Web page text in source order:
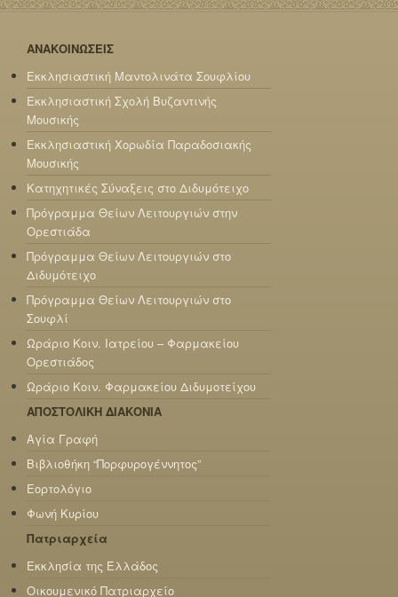
ΑΝΑΚΟΙΝΩΣΕΙΣ
Εκκλησιαστική Μαντολινάτα Σουφλίου
Εκκλησιαστική Σχολή Βυζαντινής
Μουσικής
Εκκλησιαστική Χορωδία Παραδοσιακής
Μουσικής
Κατηχητικές Σύναξεις στο Διδυμότειχο
Πρόγραμμα Θείων Λειτουργιών στην
Ορεστιάδα
Πρόγραμμα Θείων Λειτουργιών στο
Διδυμότειχο
Πρόγραμμα Θείων Λειτουργιών στο
Σουφλί
Ωράριο Κοιν. Ιατρείου – Φαρμακείου
Ορεστιάδος
Ωράριο Κοιν. Φαρμακείου Διδυμοτείχου
ΑΠΟΣΤΟΛΙΚΗ ΔΙΑΚΟΝΙΑ
Αγία Γραφή
Βιβλιοθήκη “Πορφυρογέννητος”
Εορτολόγιο
Φωνή Κυρίου
Πατριαρχεία
Εκκλησία της Ελλάδος
Οικουμενικό Πατριαρχείο